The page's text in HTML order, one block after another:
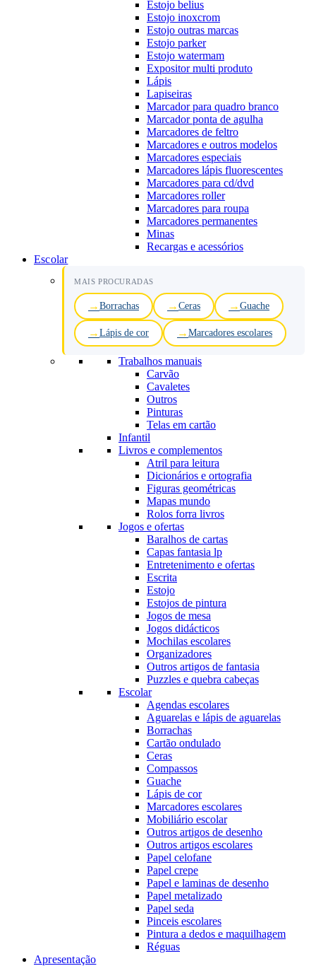
Estojo belius
Estojo inoxcrom
Estojo outras marcas
Estojo parker
Estojo watermam
Expositor multi produto
Lápis
Lapiseiras
Marcador para quadro branco
Marcador ponta de agulha
Marcadores de feltro
Marcadores e outros modelos
Marcadores especiais
Marcadores lápis fluorescentes
Marcadores para cd/dvd
Marcadores roller
Marcadores para roupa
Marcadores permanentes
Minas
Recargas e acessórios
Escolar
MAIS PROCURADAS
Borrachas Ceras Guache
Lápis de cor Marcadores escolares
Trabalhos manuais
Carvão
Cavaletes
Outros
Pinturas
Telas em cartão
Infantil
Livros e complementos
Atril para leitura
Dicionários e ortografia
Figuras geométricas
Mapas mundo
Rolos forra livros
Jogos e ofertas
Baralhos de cartas
Capas fantasia lp
Entretenimento e ofertas
Escrita
Estojo
Estojos de pintura
Jogos de mesa
Jogos didácticos
Mochilas escolares
Organizadores
Outros artigos de fantasia
Puzzles e quebra cabeças
Escolar
Agendas escolares
Aguarelas e lápis de aguarelas
Borrachas
Cartão ondulado
Ceras
Compassos
Guache
Lápis de cor
Marcadores escolares
Mobiliário escolar
Outros artigos de desenho
Outros artigos escolares
Papel celofane
Papel crepe
Papel e laminas de desenho
Papel metalizado
Papel seda
Pinceis escolares
Pintura a dedos e maquilhagem
Réguas
Apresentação